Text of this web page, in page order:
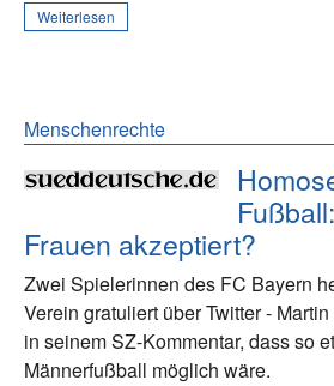
Weiterlesen
Menschenrechte
Frauen akzeptiert?
Zwei Spielerinnen des FC Bayern
Verein gratuliert über Twitter -
in seinem SZ-Kommentar, dass so
Männerfußball möglich wäre.